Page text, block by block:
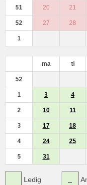
51 20 21
52 27 28
1
ma ti
52
1 3 4
2 10 11
3 17 18
4 24 25
5 31
Ledig